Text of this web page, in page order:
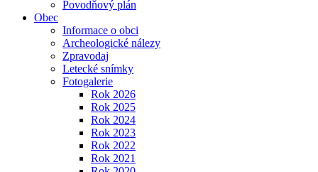
Povodňový plán
Obec
Informace o obci
Archeologické nálezy
Zpravodaj
Letecké snímky
Fotogalerie
Rok 2026
Rok 2025
Rok 2024
Rok 2023
Rok 2022
Rok 2021